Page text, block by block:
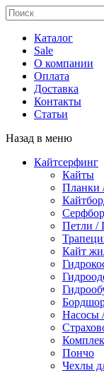
Каталог
Sale
О компании
Оплата
Доставка
Контакты
Статьи
Назад в меню
Кайтсерфинг
Кайты
Планки
Петли /
Кайт
Насосы
Пончо
Чехлы